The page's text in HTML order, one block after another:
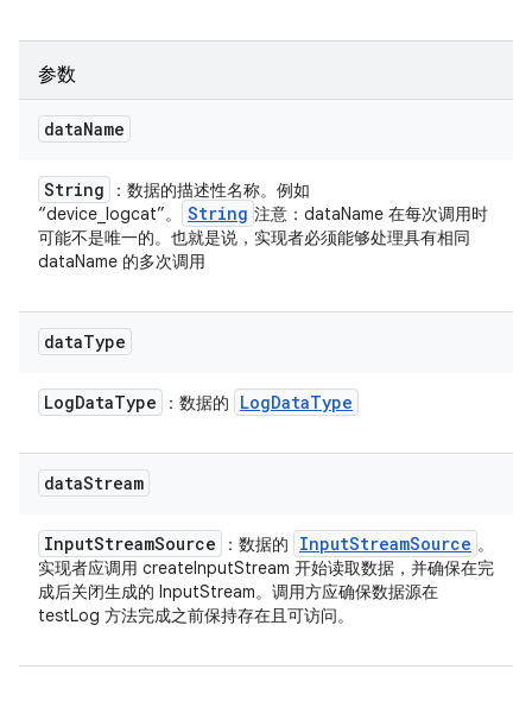
参数
dataName
String
：数据的描述性名称。例如
“device_logcat”。
String 注意：dataName 在每次调用时
可能不是唯一的。也就是说，实现者必须能够处理具有相同
dataName 的多次调用
dataType
LogDataType ：数据的 LogDataType
dataStream
InputStreamSource ：数据的 InputStreamSource 。
实现者应调用 createInputStream 开始读取数据，并确保在完
成后关闭生成的 InputStream。调用方应确保数据源在
testLog 方法完成之前保持存在且可访问。